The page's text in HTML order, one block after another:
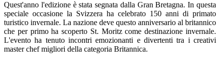
Quest'anno l'edizione è stata segnata dalla Gran Bretagna. In questa
speciale occasione la Svizzera ha celebrato 150 anni di primato
turistico invernale. La nazione deve questo anniversario al britannico
che per primo ha scoperto St. Moritz come destinazione invernale.
L'evento ha tenuto incontri emozionanti e divertenti tra i creativi
master chef migliori della categoria Britannica.